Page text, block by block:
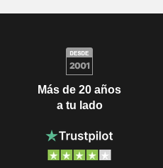
Más de 20 años
a tu lado